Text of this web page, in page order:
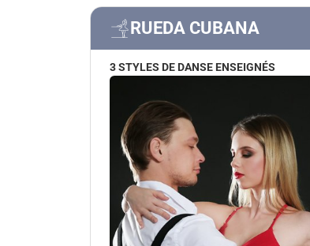
RUEDA CUBANA
3 STYLES DE DANSE ENSEIGNÉS